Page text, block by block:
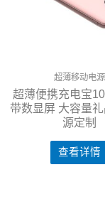
超薄移动电源
超薄便携充电宝
带数显屏 大容量
源定制
查看详情